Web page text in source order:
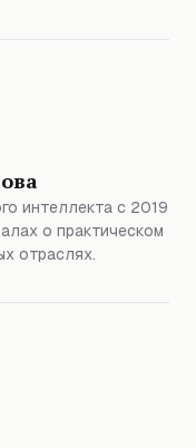
интеллекта с 2019
о практическом
отраслях.